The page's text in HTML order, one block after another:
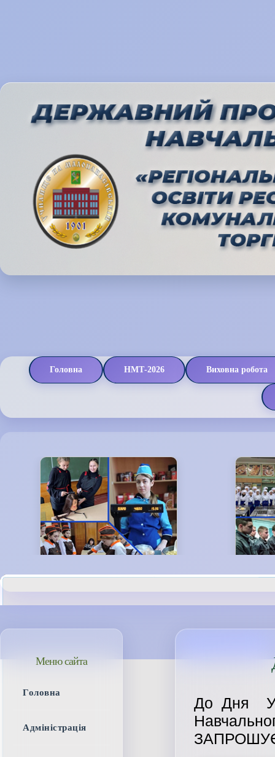
Головна НМТ-2026 Виховна робота
До Дня
Меню сайта
Головна
Адміністрація